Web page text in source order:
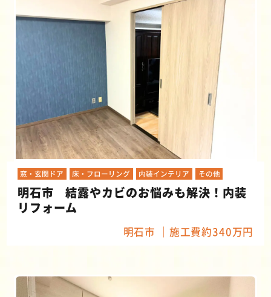
窓・玄関ドア 床・フローリング 内装インテリア その他
明石市 結露やカビのお悩みも解決！内装
リフォーム
明石市 施工費約340万円